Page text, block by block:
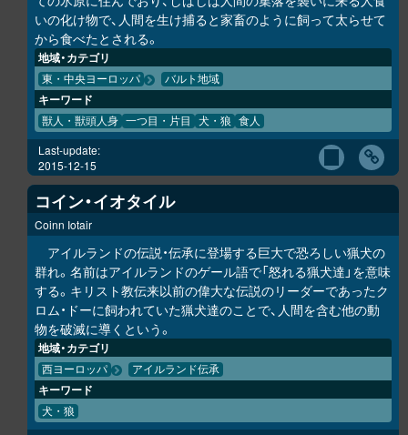
いの化け物で、人間を生け捕ると家畜のように飼って太らせて
から食べたとされる。
地域・カテゴリ
東・中央ヨーロッパ バルト地域
キーワード
獣人・獣頭人身 一つ目・片目 犬・狼 食人
Last-update:
2015-12-15
コイン・イオタイル
Coinn Iotair
アイルランドの伝説・伝承に登場する巨大で恐ろしい猟犬の
群れ。名前はアイルランドのゲール語で「怒れる猟犬達」を意味
する。キリスト教伝来以前の偉大な伝説のリーダーであったク
ロム・ドーに飼われていた猟犬達のことで、人間を含む他の動
物を破滅に導くという。
地域・カテゴリ
西ヨーロッパ アイルランド伝承
キーワード
犬・狼